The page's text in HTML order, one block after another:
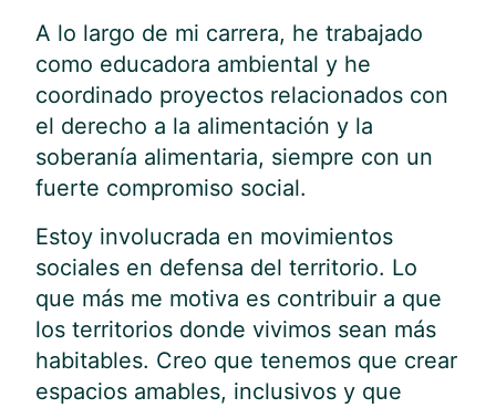
A lo largo de mi carrera, he trabajado
como educadora ambiental y he
coordinado proyectos relacionados con
el derecho a la alimentación y la
soberanía alimentaria, siempre con un
fuerte compromiso social.
Estoy involucrada en movimientos
sociales en defensa del territorio. Lo
que más me motiva es contribuir a que
los territorios donde vivimos sean más
habitables. Creo que tenemos que crear
espacios amables, inclusivos y que